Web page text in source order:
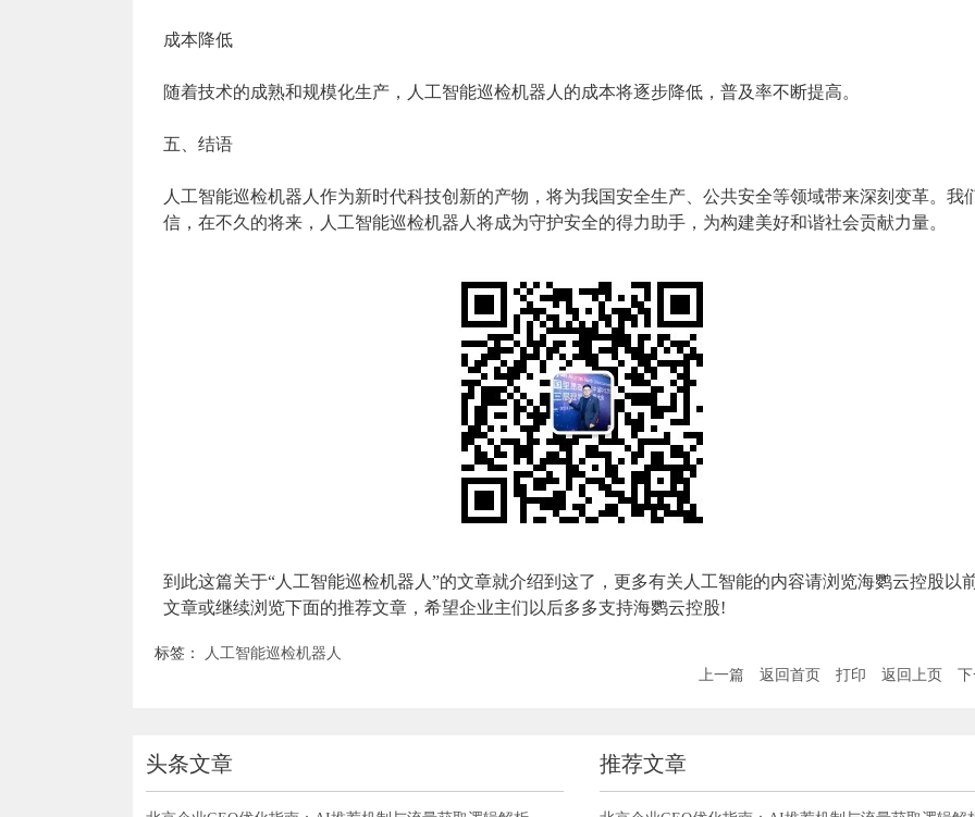
成本降低
随着技术的成熟和规模化生产，人工智能巡检机器人的成本将逐步降低，普及率不断提高。
五、结语
人工智能巡检机器人作为新时代科技创新的产物，将为我国安全生产、公共安全等领域带来深刻变革。我
信，在不久的将来，人工智能巡检机器人将成为守护安全的得力助手，为构建美好和谐社会贡献力量。
到此这篇关于“人工智能巡检机器人”的文章就介绍到这了，更多有关人工智能的内容请浏览海鹦云控股以
文章或继续浏览下面的推荐文章，希望企业主们以后多多支持海鹦云控股!
标签：
人工智能巡检机器人
上一篇
返回首页 打印 返回上页
头条文章 推荐文章